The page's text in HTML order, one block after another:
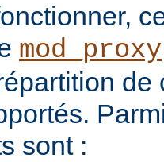
mod_proxy
de
sont :